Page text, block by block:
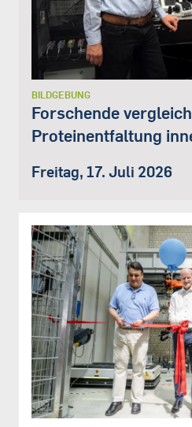
BILDGEBUNG
Forschende
Proteinentfaltung
Freitag, 17. Juli 2026